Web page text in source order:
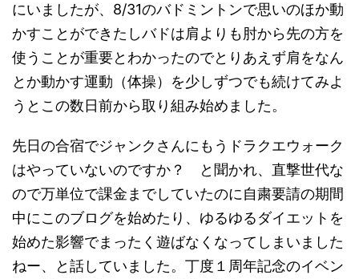
にいましたが、8/31のバドミントンで思いのほか動
かすことができたしバドは肩よりも肘から先の方を
使うことが重要とわかったのでとりあえず肩をなん
とか動かす運動（体操）を少しずつでも続けてみよ
うとこの数日前から取り組み始めました。
先日の合宿でジャンクさんにもうドラクエウォーク
はやっていないのですか？ と聞かれ、直撃世代な
ので万単位で課金までしていたのに自粛要請の期間
中にこのブログを始めたり、ゆるゆるダイエットを
始めた影響でまったく遊ばなくなってしまいました
ねー、と話していました。丁度１周年記念のイベン